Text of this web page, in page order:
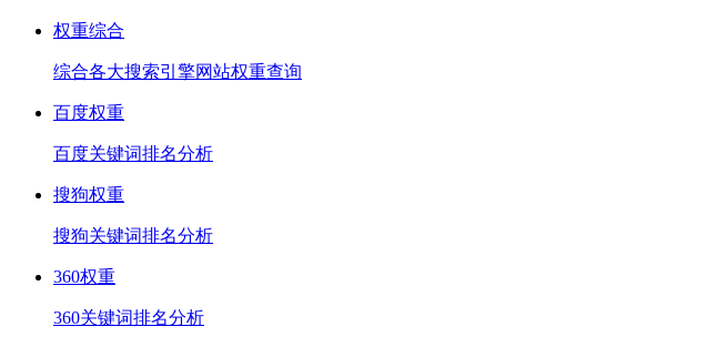
权重综合
综合各大搜索引擎网站权重查询
百度权重
百度关键词排名分析
搜狗权重
搜狗关键词排名分析
360权重
360关键词排名分析